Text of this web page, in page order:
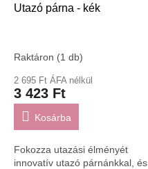
Utazó párna - kék
Raktáron (1 db)
2 695 Ft ÁFA nélkül
3 423 Ft
Kosárba
Fokozza utazási élményét
innovatív utazó párnánkkal, és